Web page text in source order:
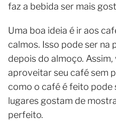
faz a bebida ser mais
Uma boa ideia é ir aos
calmos. Isso pode ser na
depois do almoço.
aproveitar seu café sem
como o café é feito pode
lugares gostam de
perfeito.